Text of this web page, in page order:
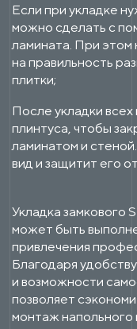
Если при укладке
можно сделать с
ламината. При
на правильность
плитки;
После укладки
плинтуса, чтобы
ламинатом и
вид и защитит его
Укладка замкового
может быть
привлечения
Благодаря
и возможности
позволяет
монтаж напольного